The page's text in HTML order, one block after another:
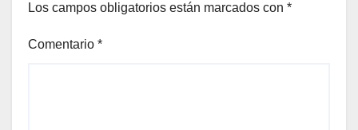
Los campos obligatorios están marcados con *
Comentario *